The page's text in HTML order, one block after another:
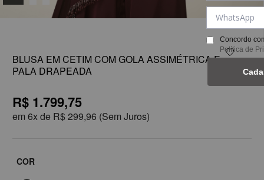
BLUSA EM CETIM COM GOLA ASSIMÉTRICA E
PALA DRAPEADA
R$ 1.799,75
em 6x de R$ 299,96 (Sem Juros)
COR
Concordo
Política de